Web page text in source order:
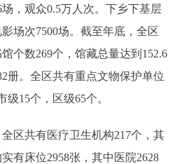
，观众0.5万人次。下乡下基层
场次7500场。截至年底，全区
个数269个，馆藏总量达到152.6
册。全区共有重点文物保护单位
15个，区级65个。
区共有医疗卫生机构217个，其
有床位2958张，其中医院2628